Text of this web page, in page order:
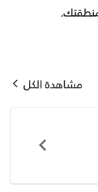
مشاهدة الكل